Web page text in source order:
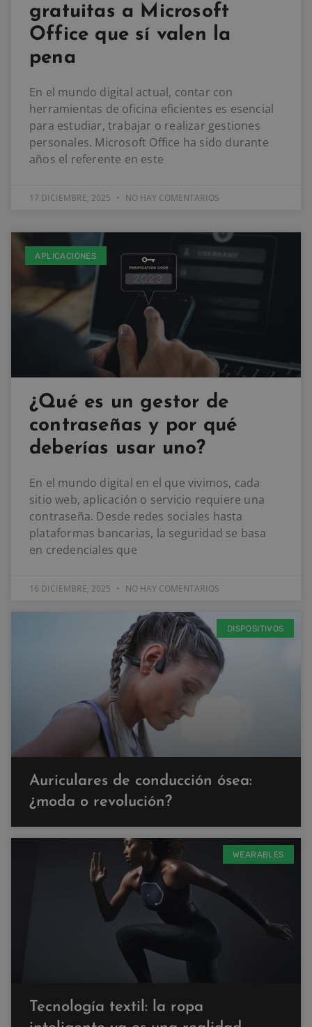
gratuitas a Microsoft
Office que sí valen la
pena
En el mundo digital actual, contar con
herramientas de oficina eficientes es esencial
para estudiar, trabajar o realizar gestiones
personales. Microsoft Office ha sido durante
años el referente en este
17 DICIEMBRE, 2025 NO HAY COMENTARIOS
APLICACIONES
¿Qué es un gestor de
contraseñas y por qué
deberías usar uno?
En el mundo digital en el que vivimos, cada
sitio web, aplicación o servicio requiere una
contraseña. Desde redes sociales hasta
plataformas bancarias, la seguridad se basa
en credenciales que
16 DICIEMBRE, 2025 NO HAY COMENTARIOS
DISPOSITIVOS
Auriculares de conducción ósea:
¿moda o revolución?
WEARABLES
Tecnología textil: la ropa